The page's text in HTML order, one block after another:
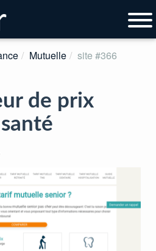
Mutuelle site #366
de prix